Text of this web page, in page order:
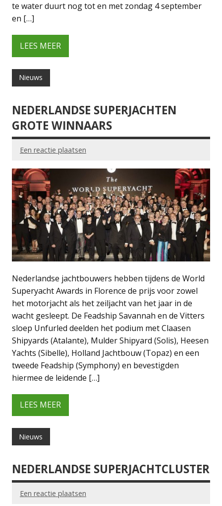
te water duurt nog tot en met zondag 4 september
en […]
LEES MEER
Nieuws
NEDERLANDSE SUPERJACHTEN
GROTE WINNAARS
Een reactie plaatsen
Nederlandse jachtbouwers hebben tijdens de World
Superyacht Awards in Florence de prijs voor zowel
het motorjacht als het zeiljacht van het jaar in de
wacht gesleept. De Feadship Savannah en de Vitters
sloep Unfurled deelden het podium met Claasen
Shipyards (Atalante), Mulder Shipyard (Solis), Heesen
Yachts (Sibelle), Holland Jachtbouw (Topaz) en een
tweede Feadship (Symphony) en bevestigden
hiermee de leidende […]
LEES MEER
Nieuws
NEDERLANDSE SUPERJACHTCLUSTER
Een reactie plaatsen